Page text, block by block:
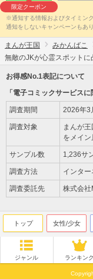
限定クーポン
※通知する情報およびタイミン
通知をしないキャンペーンもあ
まんが王国 みかんばこ
無敵のJKが心霊スポットに
お得感No.1表記について
「電子コミックサービスに
調査期間 2026年3
調査対象
まんが
をメイ
サンプル数 1,236サ
調査方法 インタ
調査委託先 株式会
トップ 女性/少女
ジャンル ランキン